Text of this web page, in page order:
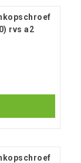
rvs a2